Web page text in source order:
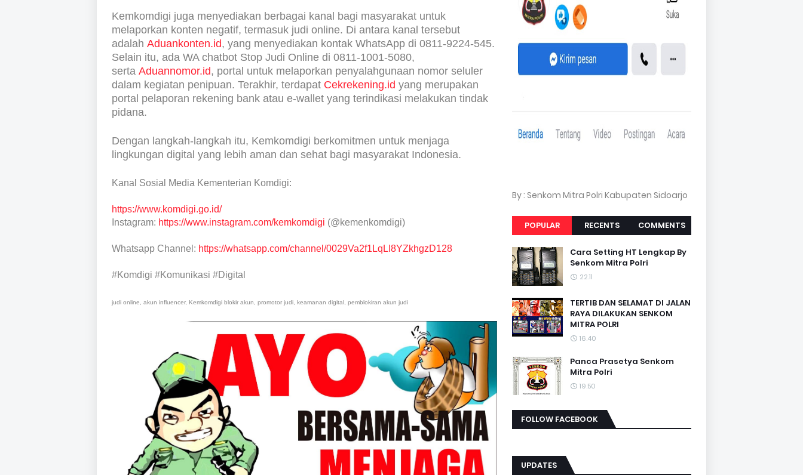
Kemkomdigi juga menyediakan berbagai kanal bagi masyarakat untuk
melaporkan konten negatif, termasuk judi online. Di antara kanal tersebut
adalah Aduankonten.id, yang menyediakan kontak WhatsApp di 0811-9224-545.
Selain itu, ada WA chatbot Stop Judi Online di 0811-1001-5080,
serta Aduannomor.id, portal untuk melaporkan penyalahgunaan nomor seluler
dalam kegiatan penipuan. Terakhir, terdapat Cekrekening.id yang merupakan
portal pelaporan rekening bank atau e-wallet yang terindikasi melakukan tindak
pidana.
Dengan langkah-langkah itu, Kemkomdigi berkomitmen untuk menjaga
lingkungan digital yang lebih aman dan sehat bagi masyarakat Indonesia.
Kanal Sosial Media Kementerian Komdigi:
https://www.komdigi.go.id/
Instagram: https://www.instagram.com/kemkomdigi (@kemenkomdigi)
Whatsapp Channel: https://whatsapp.com/channel/0029Va2f1LqLI8YZkhgzD128
#Komdigi #Komunikasi #Digital
judi online, akun influencer, Kemkomdigi blokir akun, promotor judi, keamanan digital, pemblokiran akun judi
By : Senkom Mitra Polri Kabupaten Sidoarjo
POPULAR RECENTS COMMENTS
Cara Setting HT Lengkap By
Senkom Mitra Polri
22.11
TERTIB DAN SELAMAT DI JALAN
RAYA DILAKUKAN SENKOM
MITRA POLRI
16.40
Panca Prasetya Senkom
Mitra Polri
19.50
FOLLOW FACEBOOK
UPDATES